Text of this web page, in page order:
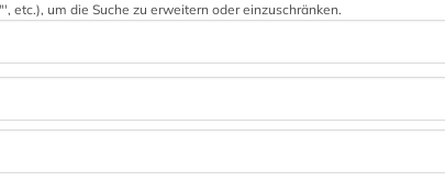
etc.), um die Suche zu erweitern oder einzuschränken.